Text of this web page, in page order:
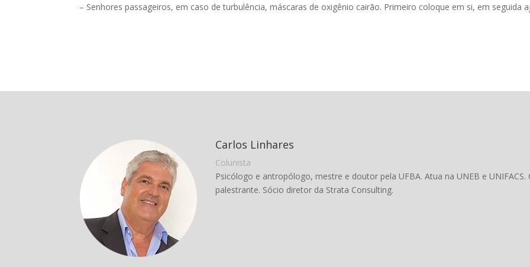
– Senhores passageiros, em caso de turbulência, máscaras de oxigênio cairão. Primeiro coloque em si, em seguida
Carlos Linhares
Colunista
Psicólogo e antropólogo, mestre e doutor pela UFBA. Atua na UNEB e
palestrante. Sócio diretor da Strata Consulting.